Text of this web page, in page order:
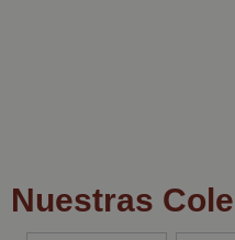
Nuestras